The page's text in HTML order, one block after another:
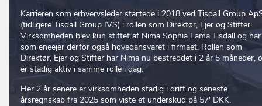
Karrieren som erhvervsleder startede i 2018 ved Tisdall Group
(tidligere Tisdall Group IVS) i rollen som Direktør, Ejer og Stifter.
Virksomheden blev kun stiftet af Nima Sophia Lama Tisdall og har
som eneejer derfor også hovedansvaret i firmaet. Rollen som
Direktør, Ejer og Stifter har Nima nu bestreddet i 2 år 5 måneder,
er stadig aktiv i samme rolle i dag.
Her 2 år senere er virksomheden stadig i drift og seneste
årsregnskab fra 2025 som viste et underskud på 57' DKK.